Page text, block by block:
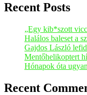
Recent Posts
„Egy kib*szott
Halálos baleset a
Gajdos László
Mentőhelikoptert
Hónapok óta
Recent